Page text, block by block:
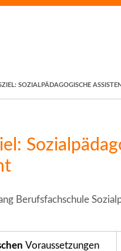
SOZIALPÄDAGOGISCHE
Berufsfachschule
Voraussetzungen